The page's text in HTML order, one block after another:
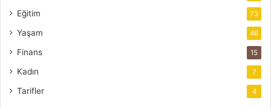
Eğitim 73
Yaşam 46
Finans 15
Kadın 7
Tarifler 4